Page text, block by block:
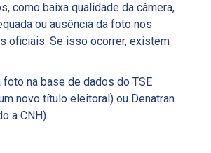
como baixa qualidade da câmera,
ou ausência da foto nos
oficiais. Se isso ocorrer, existem
foto na base de dados do TSE
novo título eleitoral) ou Denatran
a CNH).